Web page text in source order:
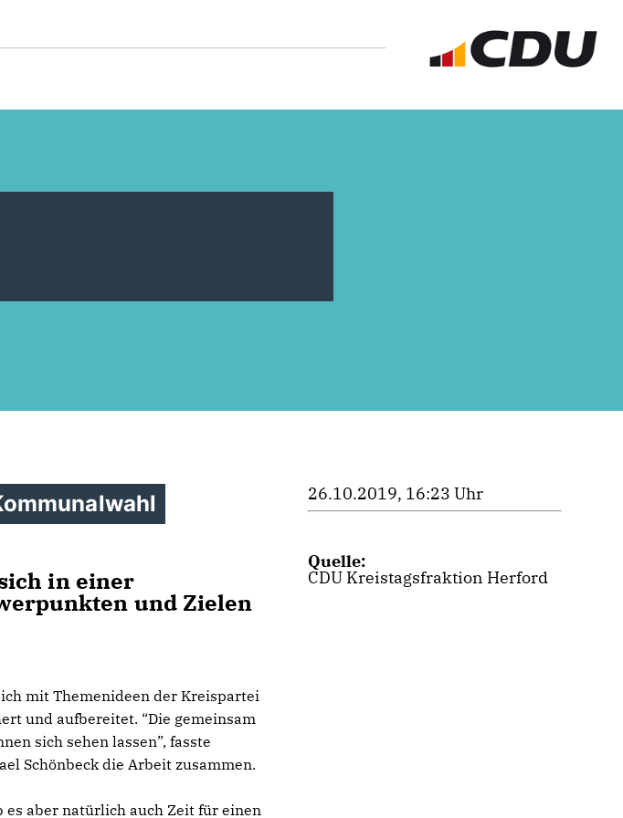
in einer
und Zielen
mit Themenideen der Kreispartei
und aufbereitet. “Die gemeinsam
sich sehen lassen”, fasste
Schönbeck die Arbeit zusammen.
aber natürlich auch Zeit für einen
26.10.2019, 16:23 Uhr
Quelle:
CDU Kreistagsfraktion Herford